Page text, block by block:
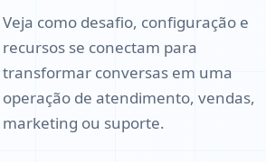
Veja como desafio, configuração e
recursos se conectam para
transformar conversas em uma
operação de atendimento, vendas,
marketing ou suporte.